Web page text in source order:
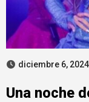
diciembre 6, 2024
Una noche